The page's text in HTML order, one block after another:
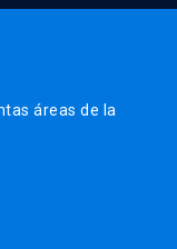
áreas de la